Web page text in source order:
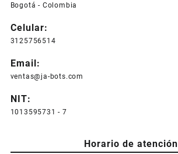
Bogotá - Colombia
Celular:
3125756514
Email:
ventas@ja-bots.com
NIT:
1013595731 - 7
Horario de atención